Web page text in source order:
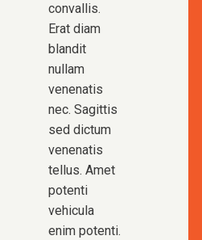
convallis.
Erat diam
blandit
nullam
venenatis
nec. Sagittis
sed dictum
venenatis
tellus. Amet
potenti
vehicula
enim potenti.